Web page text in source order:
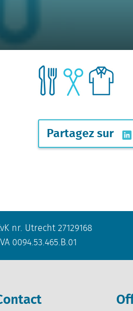
Partagez sur
nr. Utrecht 27129168
0094.53.465.B.01